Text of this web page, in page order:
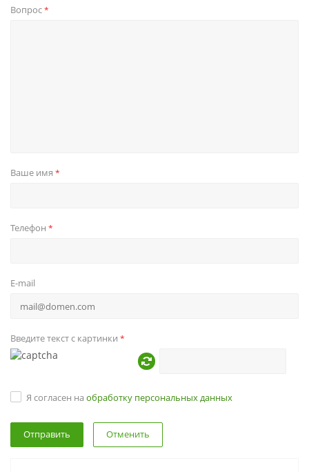
Вопрос*
Ваше имя *
Телефон *
E-mail
Введите текст с картинки *
Я согласен на обработку персональных данных
Отменить